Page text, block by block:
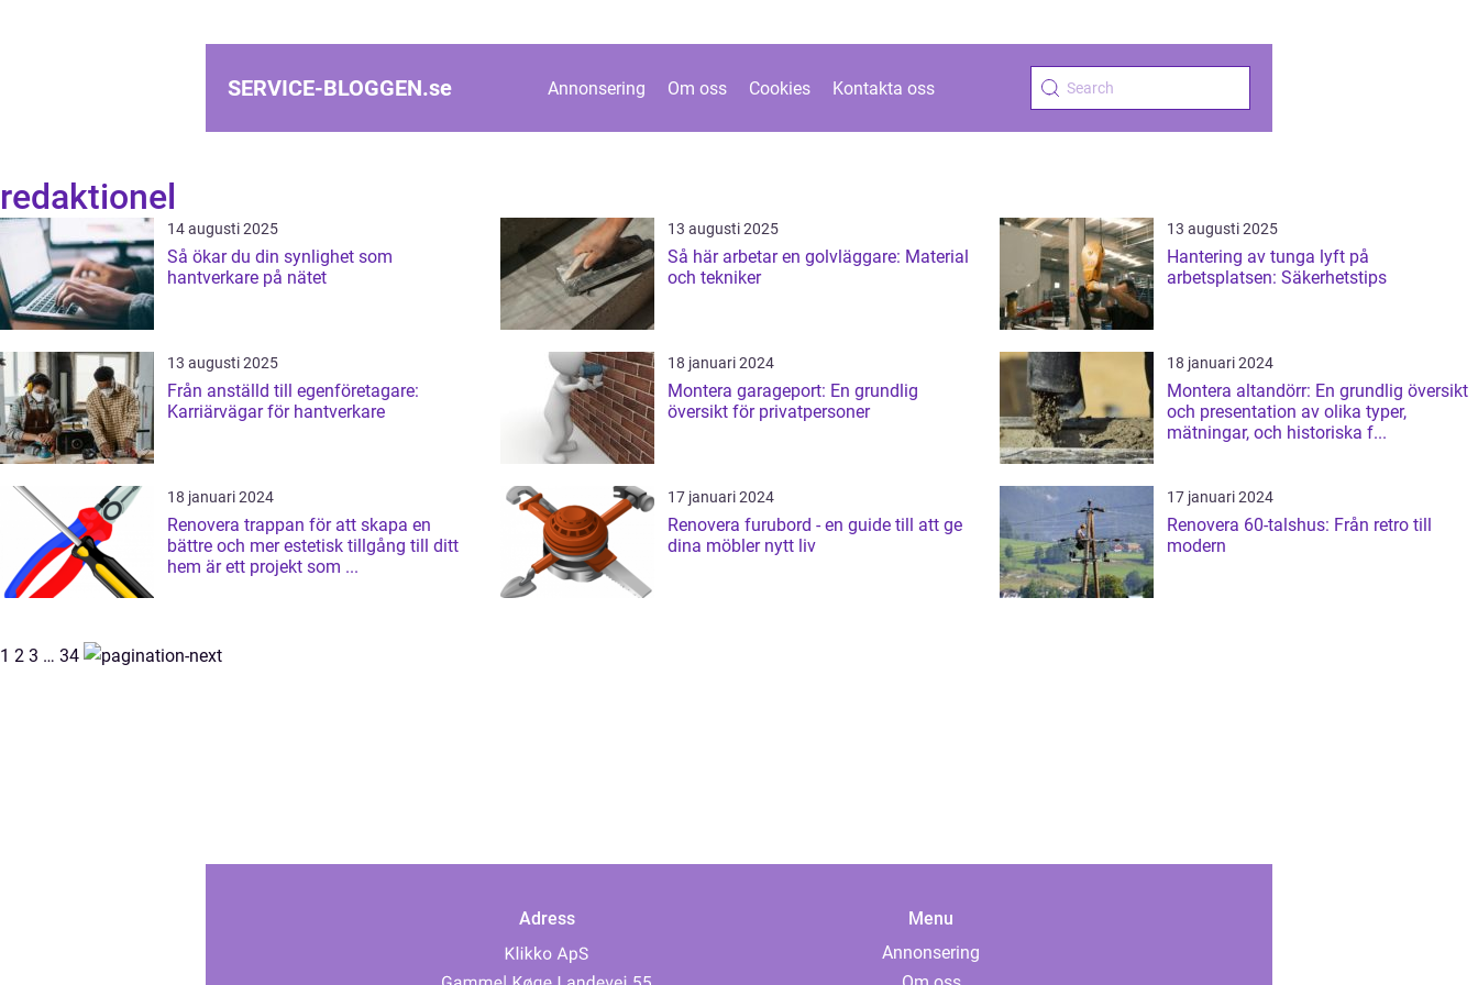
SERVICE-BLOGGEN.se Annonsering Om oss Cookies Kontakta oss
redaktionel
14 augusti 2025
Så ökar du din synlighet som
hantverkare på nätet
13 augusti 2025
Så här arbetar en golvläggare: Material
och tekniker
13 augusti 2025
Hantering av tunga lyft på
arbetsplatsen: Säkerhetstips
13 augusti 2025
Från anställd till egenföretagare:
Karriärvägar för hantverkare
18 januari 2024
Montera garageport: En grundlig
översikt för privatpersoner
18 januari 2024
Montera altandörr: En grundlig översikt
och presentation av olika typer,
mätningar, och historiska f...
18 januari 2024
Renovera trappan för att skapa en
bättre och mer estetisk tillgång till ditt
hem är ett projekt som ...
17 januari 2024
Renovera furubord - en guide till att ge
dina möbler nytt liv
17 januari 2024
Renovera 60-talshus: Från retro till
modern
1 2 3 … 34
Adress
Menu
Annonsering